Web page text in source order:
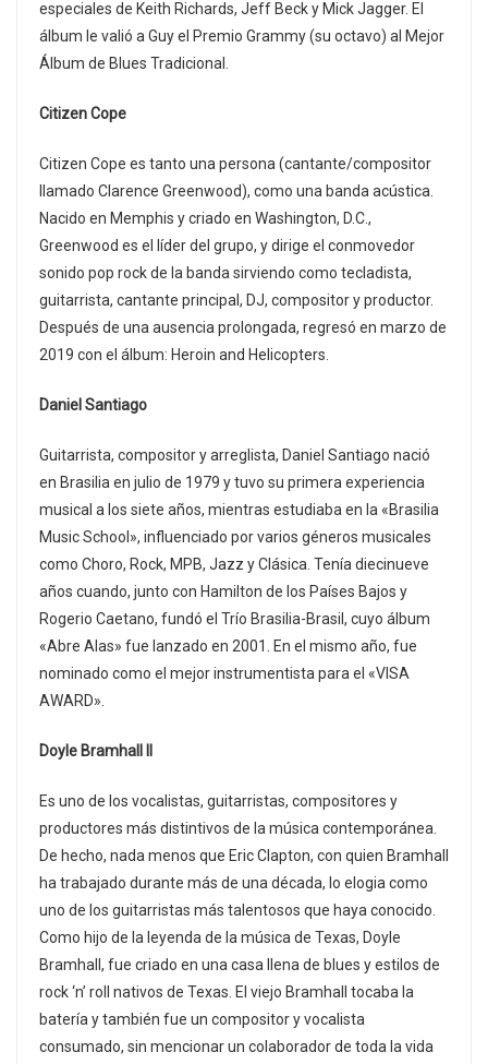
especiales de Keith Richards, Jeff Beck y Mick Jagger. El
álbum le valió a Guy el Premio Grammy (su octavo) al Mejor
Álbum de Blues Tradicional.
Citizen Cope
Citizen Cope es tanto una persona (cantante/compositor
llamado Clarence Greenwood), como una banda acústica.
Nacido en Memphis y criado en Washington, D.C.,
Greenwood es el líder del grupo, y dirige el conmovedor
sonido pop rock de la banda sirviendo como tecladista,
guitarrista, cantante principal, DJ, compositor y productor.
Después de una ausencia prolongada, regresó en marzo de
2019 con el álbum: Heroin and Helicopters.
Daniel Santiago
Guitarrista, compositor y arreglista, Daniel Santiago nació
en Brasilia en julio de 1979 y tuvo su primera experiencia
musical a los siete años, mientras estudiaba en la «Brasilia
Music School», influenciado por varios géneros musicales
como Choro, Rock, MPB, Jazz y Clásica. Tenía diecinueve
años cuando, junto con Hamilton de los Países Bajos y
Rogerio Caetano, fundó el Trío Brasilia-Brasil, cuyo álbum
«Abre Alas» fue lanzado en 2001. En el mismo año, fue
nominado como el mejor instrumentista para el «VISA
AWARD».
Doyle Bramhall II
Es uno de los vocalistas, guitarristas, compositores y
productores más distintivos de la música contemporánea.
De hecho, nada menos que Eric Clapton, con quien Bramhall
ha trabajado durante más de una década, lo elogia como
uno de los guitarristas más talentosos que haya conocido.
Como hijo de la leyenda de la música de Texas, Doyle
Bramhall, fue criado en una casa llena de blues y estilos de
rock ‘n’ roll nativos de Texas. El viejo Bramhall tocaba la
batería y también fue un compositor y vocalista
consumado, sin mencionar un colaborador de toda la vida